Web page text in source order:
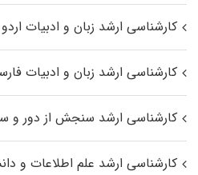
کارشناسی ارشد زبان و ادبیات اردو
کارشناسی ارشد زبان و ادبیات
کارشناسی ارشد سنجش از دور و
کارشناسی ارشد علم اطلاعات و